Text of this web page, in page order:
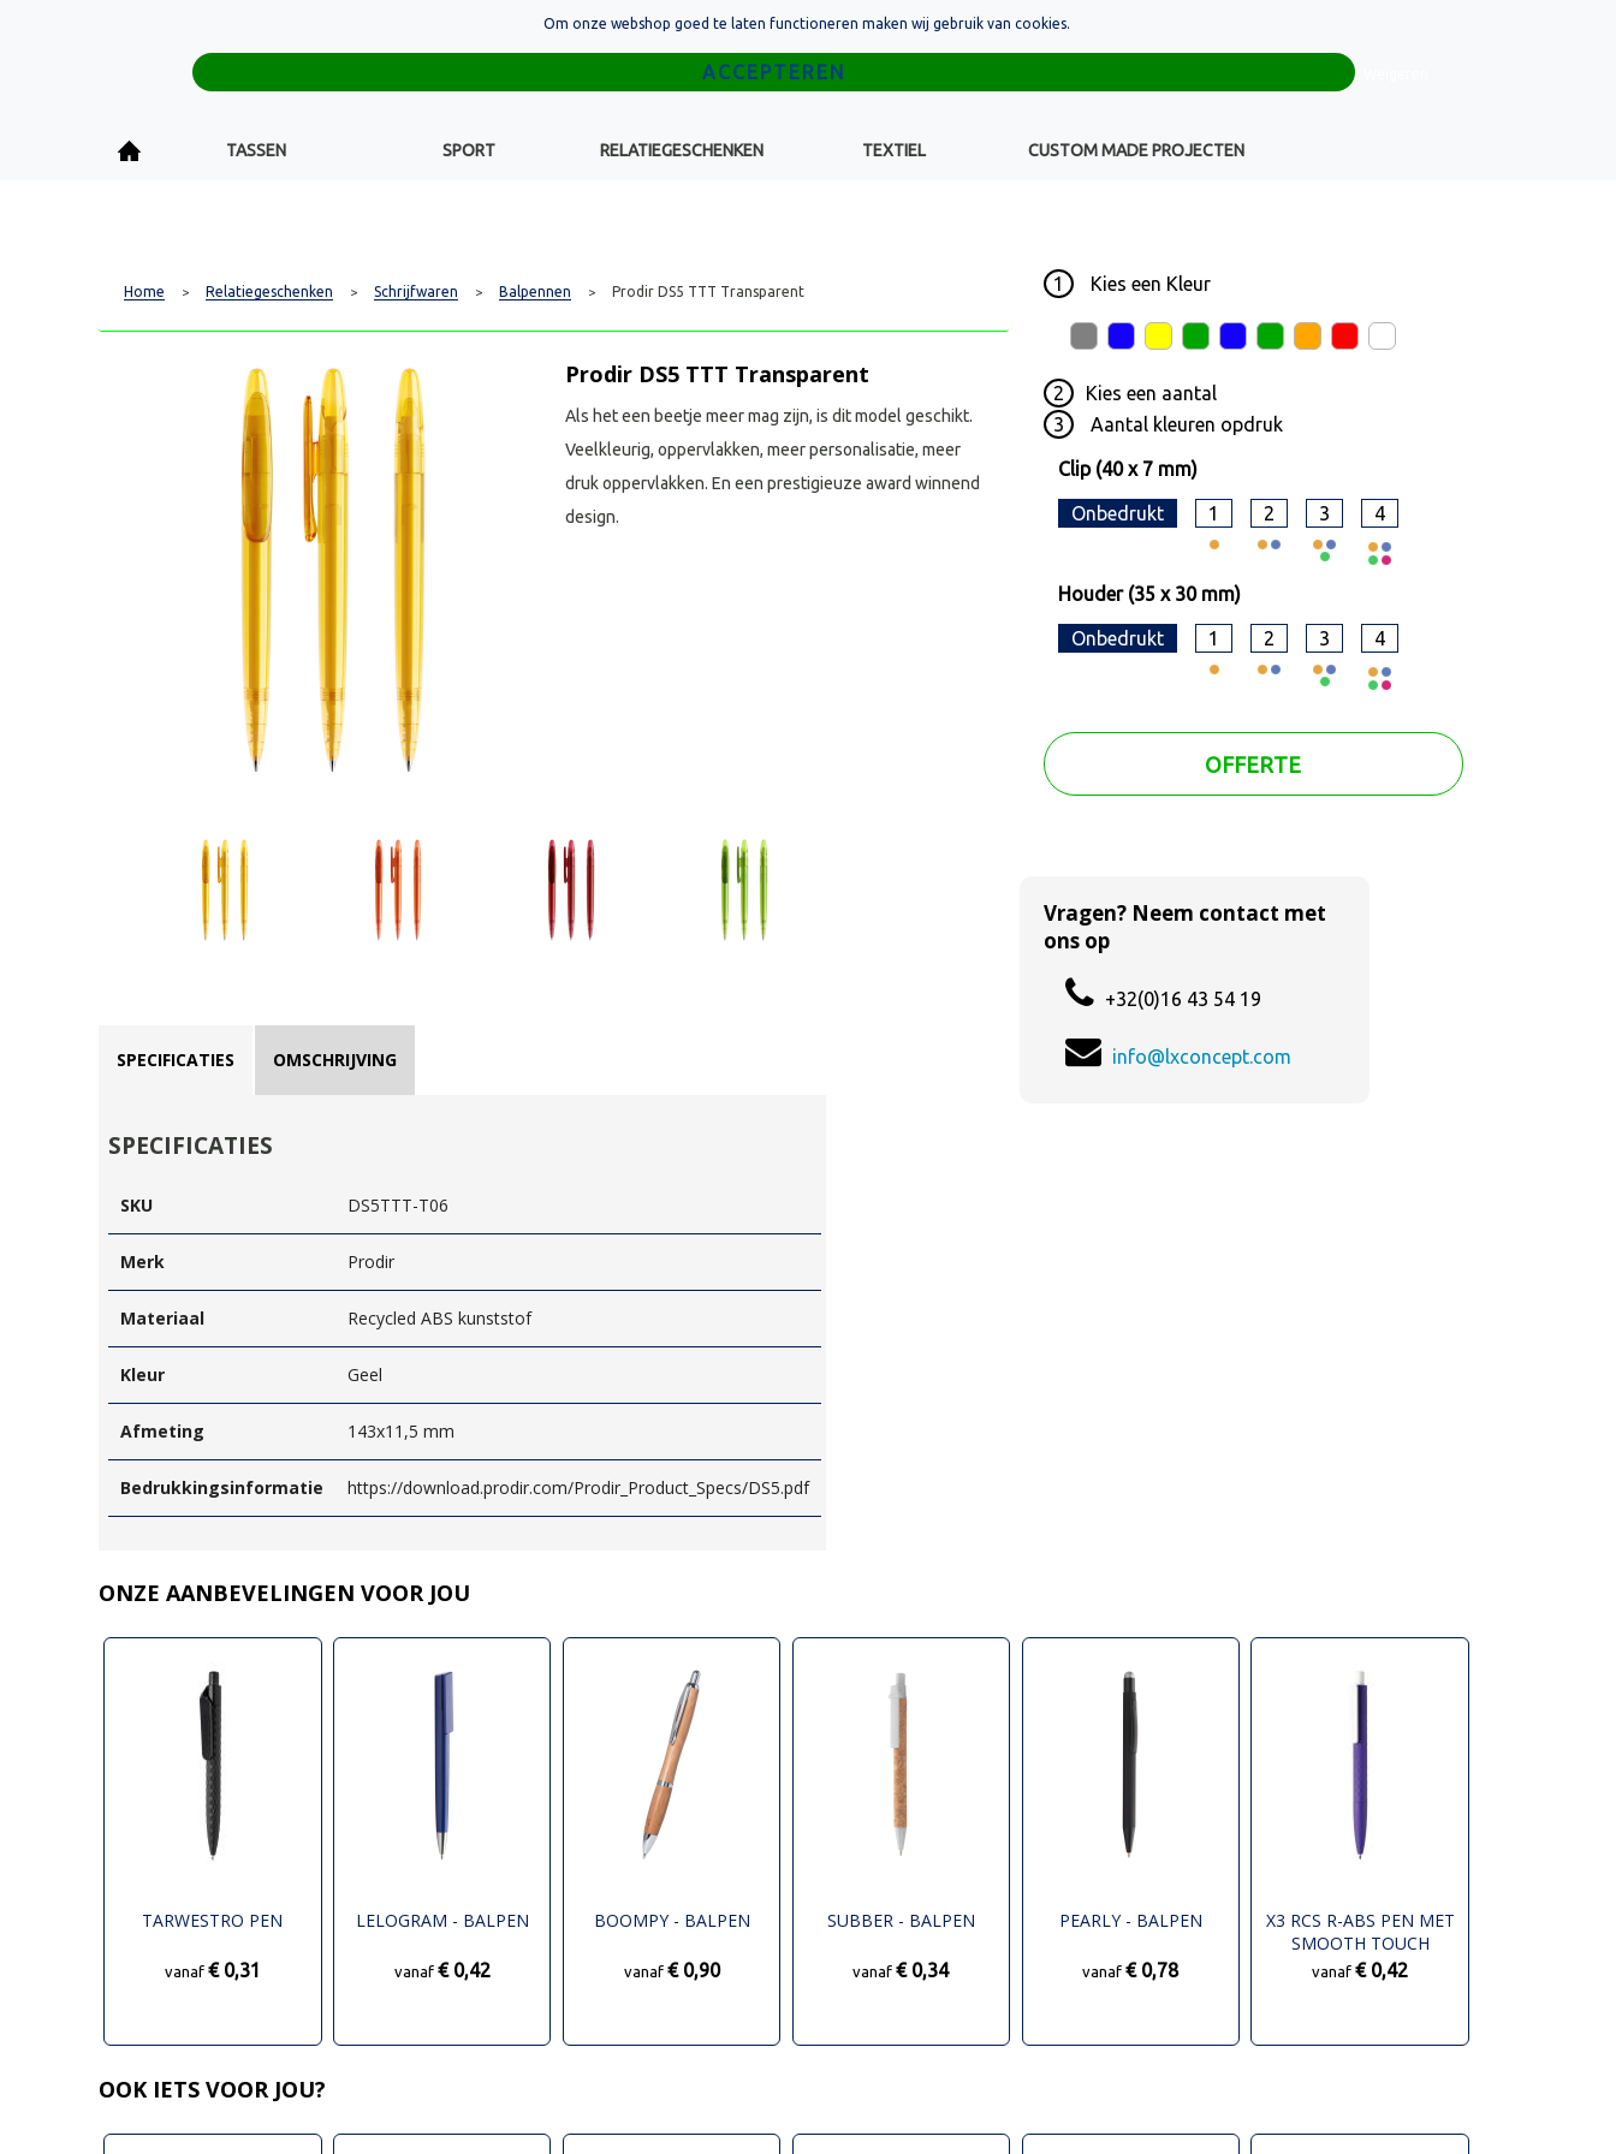
+32(0)16 43 54 19
TASSEN SPORT RELATIEGESCHENKEN TEXTIEL CUSTOM MADE PROJECTEN
Home > Relatiegeschenken > Schrijfwaren > Balpennen > Prodir DS5 TTT Transparent 1 Kies een Kleur
2 Kies een aantal
3
Aantal kleuren opdruk
Clip (40 x 7 mm)
Onbedrukt 1 2 3 4
Houder (35 x 30 mm)
Onbedrukt 1 2 3 4
OFFERTE
Prodir DS5 TTT Transparent
Als het een beetje meer mag zijn, is dit model geschikt.
Veelkleurig, oppervlakken, meer personalisatie, meer
druk oppervlakken. En een prestigieuze award winnend
design.
SPECIFICATIES OMSCHRIJVING
SPECIFICATIES
SKU DS5TTT-T06
Merk Prodir
Materiaal Recycled ABS kunststof
Kleur Geel
Afmeting 143x11,5 mm
Bedrukkingsinformatie https://download.prodir.com/Prodir_Product_Specs/DS5.pdf
Vragen? Neem contact met
ons op
+32(0)16 43 54 19
info@lxconcept.com
ONZE AANBEVELINGEN VOOR JOU
TARWESTRO PEN
vanaf € 0,31
LELOGRAM - BALPEN
vanaf € 0,42
BOOMPY - BALPEN
vanaf € 0,90
SUBBER - BALPEN
vanaf€ 0,34
PEARLY - BALPEN
vanaf€ 0,78
X3 RCS R-ABS PEN MET
SMOOTH TOUCH
vanaf€ 0,42
OOK IETS VOOR JOU?
Om onze webshop goed te laten functioneren maken wij gebruik van cookies.